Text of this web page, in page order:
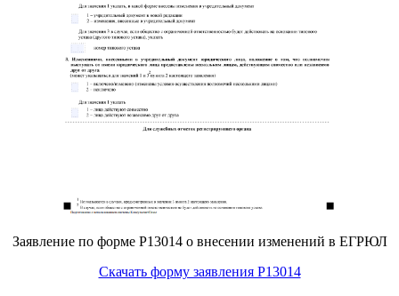
Заявление по форме Р13014 о внесении изменений в ЕГРЮЛ
Скачать форму заявления Р13014